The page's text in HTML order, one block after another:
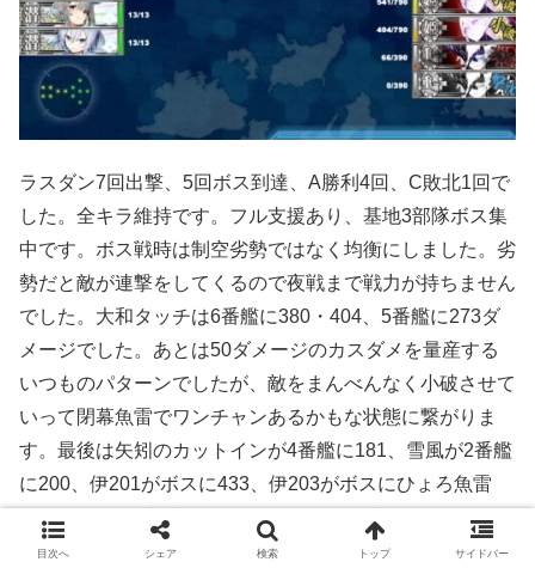
ラスダン7回出撃、5回ボス到達、A勝利4回、C敗北1回で
した。全キラ維持です。フル支援あり、基地3部隊ボス集
中です。ボス戦時は制空劣勢ではなく均衡にしました。劣
勢だと敵が連撃をしてくるので夜戦まで戦力が持ちません
でした。大和タッチは6番艦に380・404、5番艦に273ダ
メージでした。あとは50ダメージのカスダメを量産する
いつものパターンでしたが、敵をまんべんなく小破させて
いって閉幕魚雷でワンチャンあるかもな状態に繋がりま
す。最後は矢矧のカットインが4番艦に181、雪風が2番艦
に200、伊201がボスに433、伊203がボスにひょろ魚雷
122ダメージで撃破しました。伊203には先日配られたラ
ンカー装備を付けていたので結構ズルい勝ち方かも。
目次へ シェア 検索 トップ サイドバー